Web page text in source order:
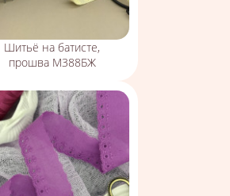
Шитьё на батисте,
прошва М388БЖ